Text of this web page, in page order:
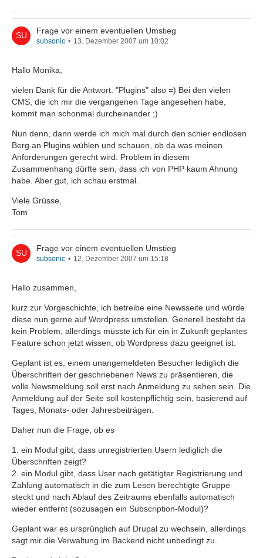
Frage vor einem eventuellen Umstieg
subsonic 13. Dezember 2007 um 10:02
Hallo Monika,
vielen Dank für die Antwort. "Plugins" also =) Bei den vielen
CMS, die ich mir die vergangenen Tage angesehen habe,
kommt man schonmal durcheinander ;)
Nun denn, dann werde ich mich mal durch den schier endlosen
Berg an Plugins wühlen und schauen, ob da was meinen
Anforderungen gerecht wird. Problem in diesem
Zusammenhang dürfte sein, dass ich von PHP kaum Ahnung
habe. Aber gut, ich schau erstmal.
Viele Grüsse,
Tom
Frage vor einem eventuellen Umstieg
subsonic 12. Dezember 2007 um 15:18
Hallo zusammen,
kurz zur Vorgeschichte, ich betreibe eine Newsseite und würde
diese nun gerne auf Wordpress umstellen. Generell besteht da
kein Problem, allerdings müsste ich für ein in Zukunft geplantes
Feature schon jetzt wissen, ob Wordpress dazu geeignet ist.
Geplant ist es, einem unangemeldeten Besucher lediglich die
Überschriften der geschriebenen News zu präsentieren, die
volle Newsmeldung soll erst nach Anmeldung zu sehen sein. Die
Anmeldung auf der Seite soll kostenpflichtig sein, basierend auf
Tages, Monats- oder Jahresbeiträgen.
Daher nun die Frage, ob es
1. ein Modul gibt, dass unregistrierten Usern lediglich die
Überschriften zeigt?
2. ein Modul gibt, dass User nach getätigter Registrierung und
Zahlung automatisch in die zum Lesen berechtigte Gruppe
steckt und nach Ablauf des Zeitraums ebenfalls automatisch
wieder entfernt (sozusagen ein Subscription-Modul)?
Geplant war es ursprünglich auf Drupal zu wechseln, allerdings
sagt mir die Verwaltung im Backend nicht unbedingt zu.